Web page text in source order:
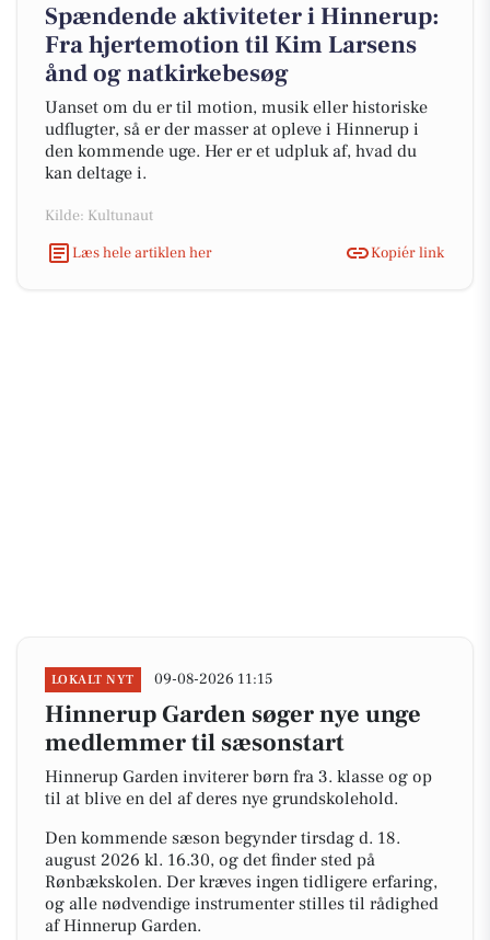
Spændende aktiviteter i Hinnerup:
Fra hjertemotion til Kim Larsens
ånd og natkirkebesøg
Uanset om du er til motion, musik eller historiske
udflugter, så er der masser at opleve i Hinnerup i
den kommende uge. Her er et udpluk af, hvad du
kan deltage i.
Kilde: Kultunaut
Læs hele artiklen her
Kopiér link
LOKALT NYT 09-08-2026 11:15
Hinnerup Garden søger nye unge
medlemmer til sæsonstart
Hinnerup Garden inviterer børn fra 3. klasse og op
til at blive en del af deres nye grundskolehold.
Den kommende sæson begynder tirsdag d. 18.
august 2026 kl. 16.30, og det finder sted på
Rønbækskolen. Der kræves ingen tidligere erfaring,
og alle nødvendige instrumenter stilles til rådighed
af Hinnerup Garden.